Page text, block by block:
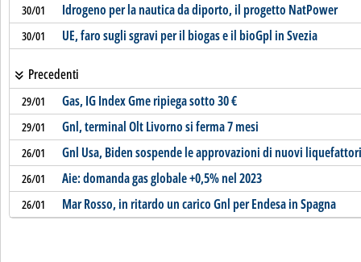
30/01 Idrogeno per la nautica da diporto, il progetto NatPower
30/01 UE, faro sugli sgravi per il biogas e il bioGpl in Svezia
Precedenti
29/01 Gas, IG Index Gme ripiega sotto 30 €
29/01 Gnl, terminal Olt Livorno si ferma 7 mesi
26/01 Gnl Usa, Biden sospende le approvazioni di nuovi liquefattori
26/01 Aie: domanda gas globale +0,5% nel 2023
26/01 Mar Rosso, in ritardo un carico Gnl per Endesa in Spagna